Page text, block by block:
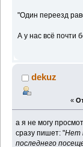
"Один переезд
А у нас всё почти
dekuz
«
а я не могу
сразу пишет: "Нет
последнего